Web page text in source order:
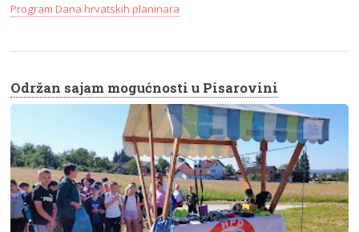
Program Dana hrvatskih planinara
Održan sajam mogućnosti u Pisarovini